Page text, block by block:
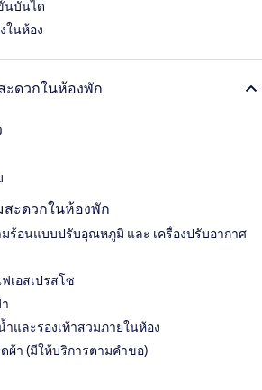
นบันได
ในห้อง
ะดวกในห้องพัก
สะดวกในห้องพัก
มร้อนแบบปรับอุณหภูมิ และ เครื่องปรับอากาศ
เอสเปรสโซ
ำและรองเท้าสวมภายในห้อง
ผ้า (มีให้บริการตามคำขอ)